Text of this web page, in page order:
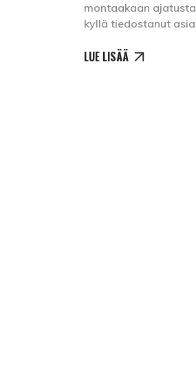
montaakaan
kyllä tiedostanut
LUE LISÄÄ